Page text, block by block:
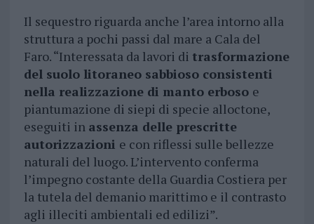
Il sequestro riguarda anche l’area intorno alla
struttura a pochi passi dal mare a Cala del
Faro. “Interessata da lavori di trasformazione
del suolo litoraneo sabbioso consistenti
nella realizzazione di manto erboso e
piantumazione di siepi di specie alloctone,
eseguiti in assenza delle prescritte
autorizzazioni e con riflessi sulle bellezze
naturali del luogo. L’intervento conferma
l’impegno costante della Guardia Costiera per
la tutela del demanio marittimo e il contrasto
agli illeciti ambientali ed edilizi”.